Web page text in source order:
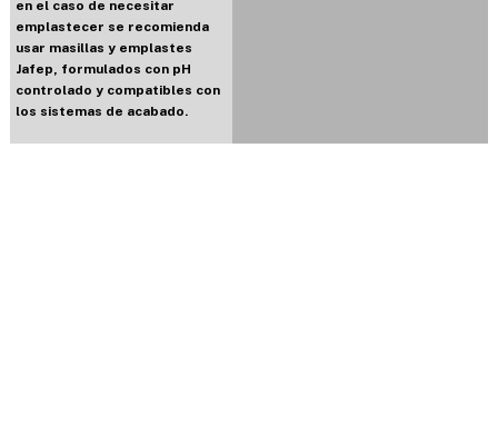
en el caso de necesitar
emplastecer se recomienda
usar masillas y emplastes
Jafep, formulados con pH
controlado y compatibles con
los sistemas de acabado.